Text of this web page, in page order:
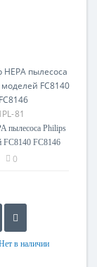
81
пылесоса Philips
FC8140 FC8146
0
в наличии